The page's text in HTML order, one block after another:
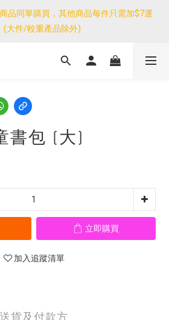
品同單購買，其他商品每件只需加$7運
(大件/較重產品除外)
品同單購買，其他商品每件只需加$7運
(大件/較重產品除外)
隊由30/7~12/8外訪搜羅新產品，期間網
品同單購買，其他商品每件只需加$7運
(大件/較重產品除外)
書包 (大)
立即購買
加入追蹤清單